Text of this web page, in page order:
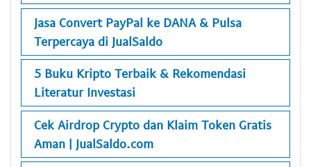
Jasa Convert PayPal ke DANA & Pulsa
Terpercaya di JualSaldo
5 Buku Kripto Terbaik & Rekomendasi
Literatur Investasi
Cek Airdrop Crypto dan Klaim Token Gratis
Aman | JualSaldo.com